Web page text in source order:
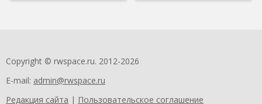
Copyright © rwspace.ru. 2012-2026
E-mail: admin@rwspace.ru
Редакция сайта | Пользовательское соглашение